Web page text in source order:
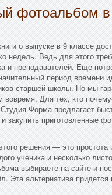
фотоальбом
о выпуске в 9 классе
недель. Ведь для этого
и преподавателей. Еще
период времени
старшей школы. Но мы
вовремя. Для тех, кто
Форма предлагает
закупить приготовленные
решения — это простота
ученика и несколько
выбираете на сайте и
Эта альтернатива придется